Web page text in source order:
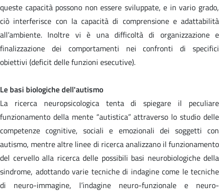
queste capacità possono non essere sviluppate, e in vario grado,
ciò interferisce con la capacità di comprensione e adattabilità
all’ambiente. Inoltre vi è una difficoltà di organizzazione e
finalizzazione dei comportamenti nei confronti di specifici
obiettivi (deficit delle funzioni esecutive).
Le basi biologiche dell'autismo
La ricerca neuropsicologica tenta di spiegare il peculiare
funzionamento della mente “autistica” attraverso lo studio delle
competenze cognitive, sociali e emozionali dei soggetti con
autismo, mentre altre linee di ricerca analizzano il funzionamento
del cervello alla ricerca delle possibili basi neurobiologiche della
sindrome, adottando varie tecniche di indagine come le tecniche
di neuro-immagine, l’indagine neuro-funzionale e neuro-